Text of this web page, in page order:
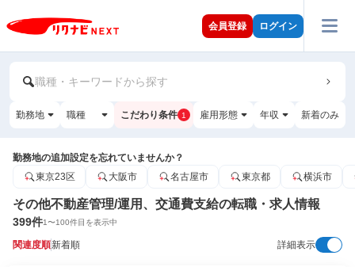
会員登録 ログイン
職種・キーワードから探す
勤務地 職種 こだわり条件 1 雇用形態 年収 新着のみ
勤務地の追加設定を忘れていませんか？
東京23区
大阪市 名古屋市 東京都 横浜市
その他不動産管理/運用、交通費支給の転職・求人情報
399件1〜100件目を表示中
関連度順新着順 詳細表示